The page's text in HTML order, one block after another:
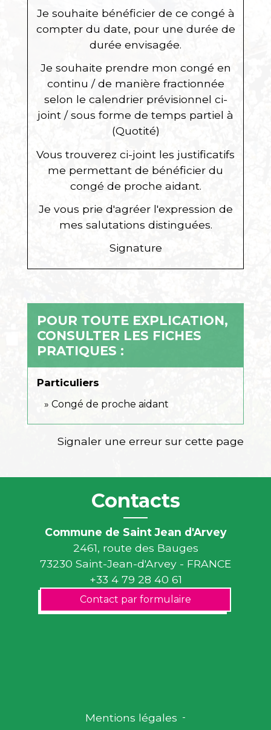
Je souhaite bénéficier de ce congé à
compter du date, pour une durée de
durée envisagée.
Je souhaite prendre mon congé en
continu / de manière fractionnée
selon le calendrier prévisionnel ci-
joint / sous forme de temps partiel à
(Quotité)
Vous trouverez ci-joint les justificatifs
me permettant de bénéficier du
congé de proche aidant.
Je vous prie d'agréer l'expression de
mes salutations distinguées.
Signature
POUR TOUTE EXPLICATION,
CONSULTER LES FICHES
PRATIQUES :
Particuliers
Congé de proche aidant
Signaler une erreur sur cette page
Contacts
Commune de Saint Jean d'Arvey
2461, route des Bauges
73230 Saint-Jean-d'Arvey - FRANCE
+33 4 79 28 40 61
Contact par formulaire
Mentions légales -